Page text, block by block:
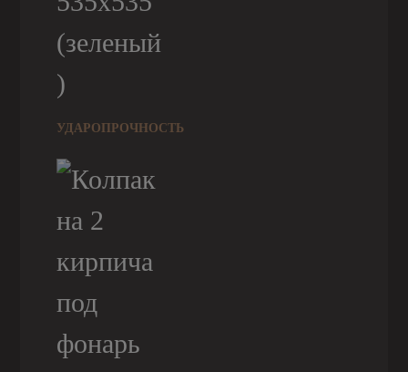
УДАРОПРОЧНОСТЬ